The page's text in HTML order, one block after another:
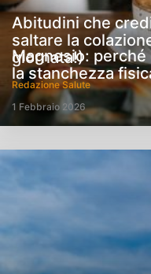
Abitudini che
saltare la
giornata!)
Redazione Salute
1 Febbraio 2026
Magnesio:
la stanchezza